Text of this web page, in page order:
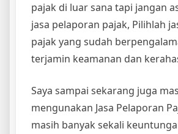
pajak di luar sana tapi jangan
jasa pelaporan pajak, Pilihlah
pajak yang sudah
terjamin keamanan dan
Saya sampai sekarang juga
mengunakan Jasa Pelaporan
masih banyak sekali